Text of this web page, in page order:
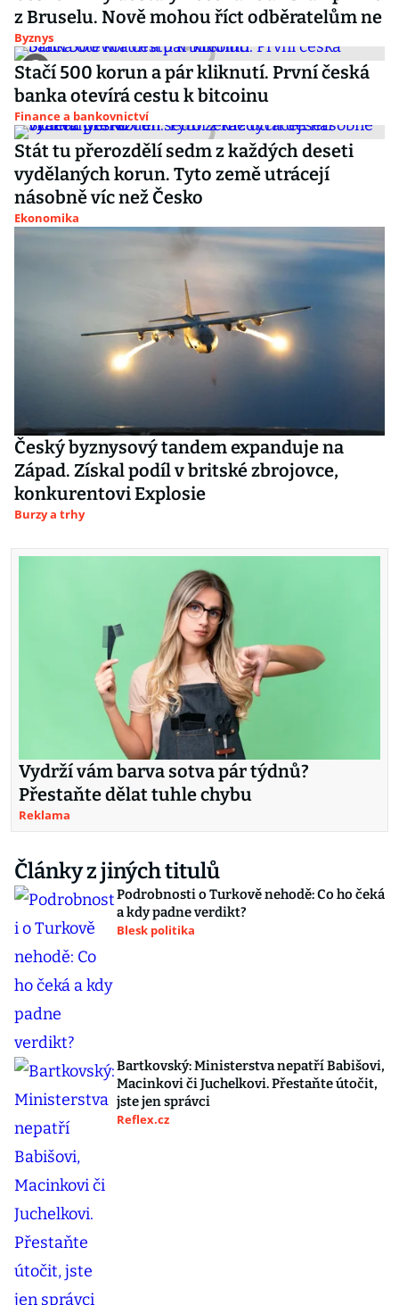
z Bruselu. Nově mohou říct odběratelům ne
Byznys
Stačí 500 korun a pár kliknutí. První česká
banka otevírá cestu k bitcoinu
Finance a bankovnictví
Stát tu přerozdělí sedm z každých deseti
vydělaných korun. Tyto země utrácejí
násobně víc než Česko
Ekonomika
Český byznysový tandem expanduje na
Západ. Získal podíl v britské zbrojovce,
konkurentovi Explosie
Burzy a trhy
Vydrží vám barva sotva pár týdnů?
Přestaňte dělat tuhle chybu
Reklama
Články z jiných titulů
Podrobnosti o Turkově nehodě: Co ho čeká
a kdy padne verdikt?
Blesk politika
Bartkovský: Ministerstva nepatří Babišovi,
Macinkovi či Juchelkovi. Přestaňte útočit,
jste jen správci
Reflex.cz